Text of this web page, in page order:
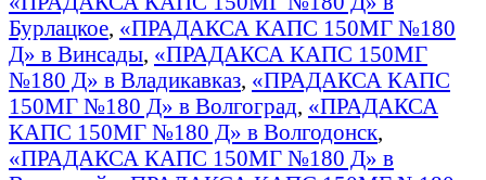
Бурлацкое, «ПРАДАКСА КАПС 150МГ №180
Д» в Винсады, «ПРАДАКСА КАПС 150МГ
№180 Д» в Владикавказ, «ПРАДАКСА КАПС
150МГ №180 Д» в Волгоград, «ПРАДАКСА
КАПС 150МГ №180 Д» в Волгодонск,
«ПРАДАКСА КАПС 150МГ №180 Д» в